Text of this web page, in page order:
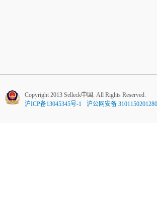
Copyright 2013 Selleck中国. All Rights Reserved.
沪ICP备13045345号-1
沪公网安备